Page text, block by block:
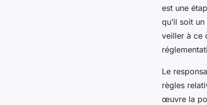
est une
qu’il soit
veiller à ce
Le
règles
œuvre la